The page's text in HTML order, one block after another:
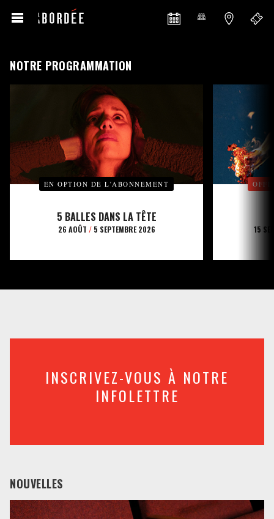
NOTRE PROGRAMMATION
EN OPTION DE L’ABONNEMENT
5 BALLES DANS LA TÊTE
26 AOÛT /5 SEPTEMBRE 2026 15
INSCRIVEZ-VOUS À NOTRE
INFOLETTRE
NOUVELLES